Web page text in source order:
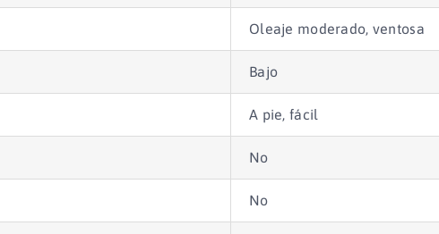
Oleaje moderado, ventosa
Bajo
A pie, fácil
No
No